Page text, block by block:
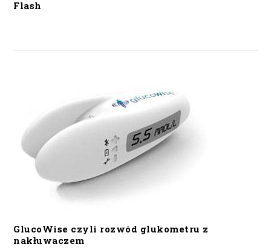
Flash
GlucoWise czyli rozwód glukometru z
nakłuwaczem